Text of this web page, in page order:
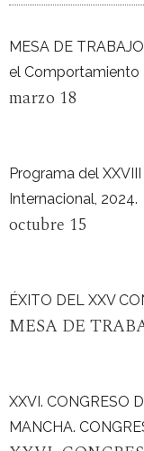
MESA DE
el Comportamiento
marzo 18
Programa del
Internacional, 2024.
octubre 15
ÉXITO DEL XXV
MESA DE
XXVI. CONGRESO
MANCHA.